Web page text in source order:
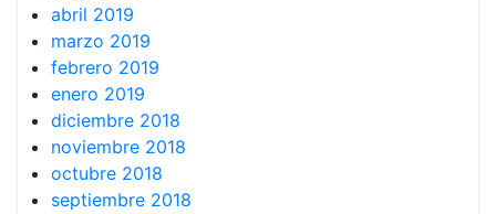
abril 2019
marzo 2019
febrero 2019
enero 2019
diciembre 2018
noviembre 2018
octubre 2018
septiembre 2018